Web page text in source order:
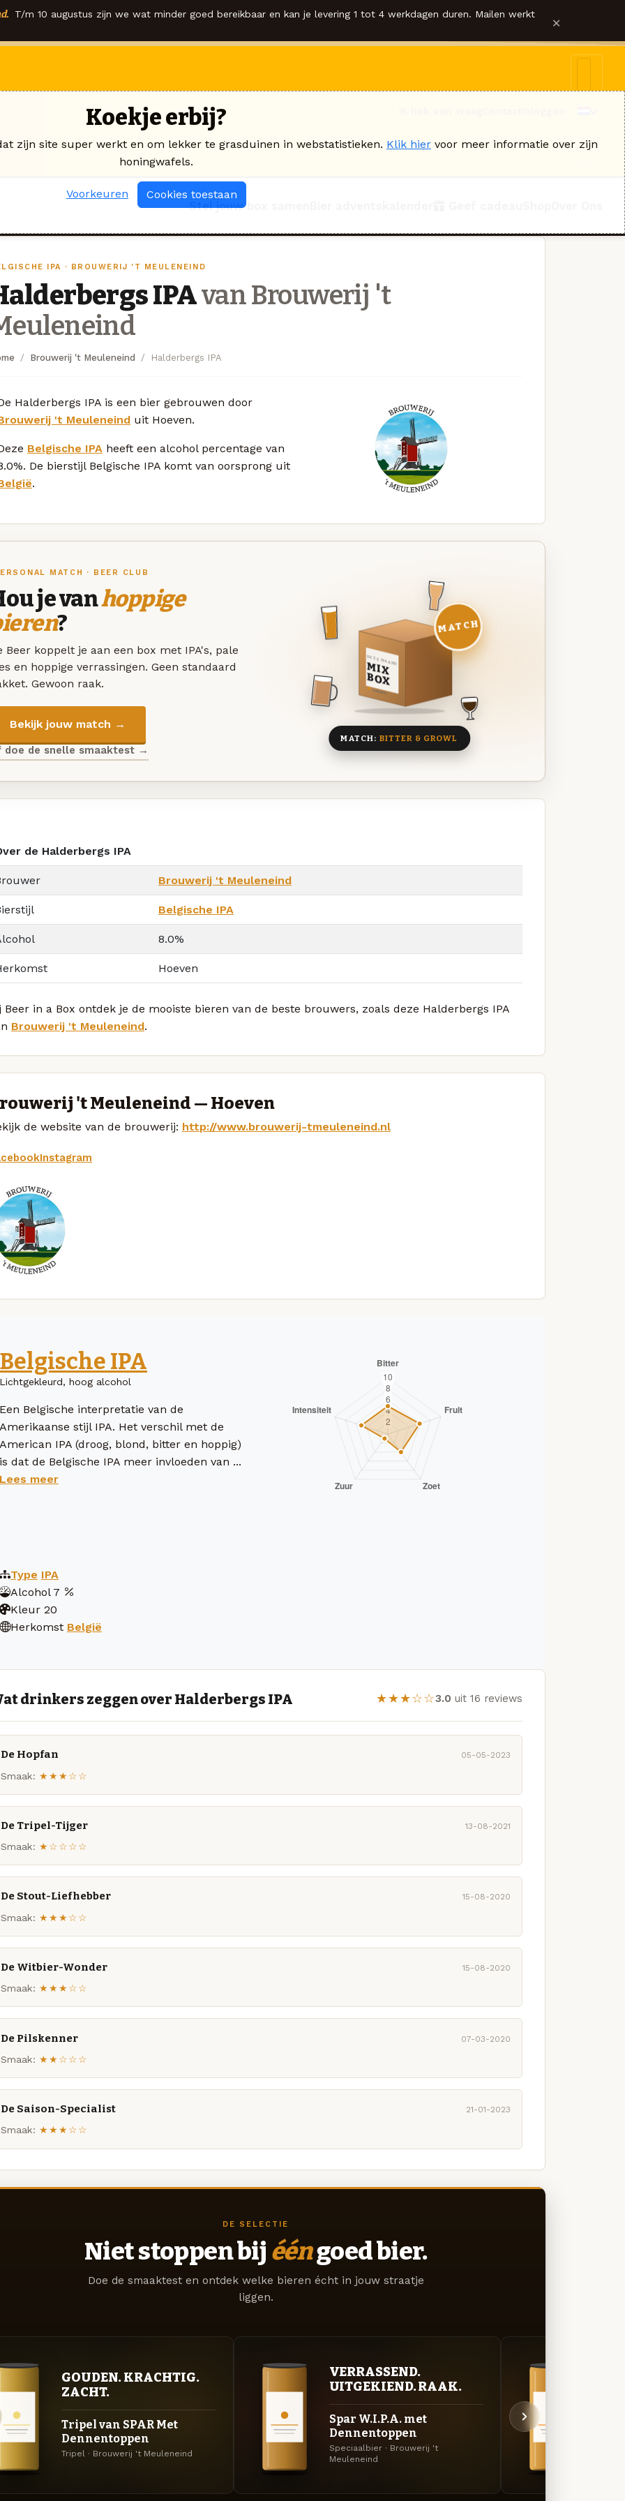
T/m 10 augustus zijn we wat minder goed bereikbaar en kan je levering 1 tot 4 werkdagen duren. Mailen werkt ×
Stel jouw box samen
IPA · BROUWERIJ 'T MEULENEIND
IPAvan Brouwerij 't
Brouwerij 't Meuleneind Halderbergs IPA
Halderbergs IPA is een bier gebrouwen door
't Meuleneind uit Hoeven.
Belgische IPA heeft een alcohol percentage van
De bierstijl Belgische IPA komt van oorsprong uit
.
MATCH · BEER CLUB
je vanhoppige
?
Beer koppelt je aan een box met IPA's, pale
en hoppige verrassingen. Geen standaard
Gewoon raak.
Bekijk jouw match →
doe de snelle smaaktest →
DEZE MAAND
MIX
BOX
8 BIEREN
MATCH
MATCH: BITTER & GROWL
de Halderbergs IPA
Brouwerij 't Meuleneind
Belgische IPA
8.0%
Hoeven
Beer in a Box ontdek je de mooiste bieren van de beste brouwers, zoals deze Halderbergs IPA
Brouwerij 't Meuleneind.
't Meuleneind — Hoeven
de website van de brouwerij: http://www.brouwerij-tmeuleneind.nl
Instagram
Belgische IPA
Lichtgekleurd, hoog alcohol
Een Belgische interpretatie van de
Amerikaanse stijl IPA. Het verschil met de
American IPA (droog, blond, bitter en hoppig)
is dat de Belgische IPA meer invloeden van ...
Lees meer
Type IPA
Alcohol 7
Kleur 20
Herkomst België
drinkers zeggen over Halderbergs IPA ★★★☆☆3.0 uit 16 reviews
De Hopfan 05-05-2023
Smaak: ★★★☆☆
De Tripel-Tijger 13-08-2021
Smaak: ★☆☆☆☆
De Stout-Liefhebber 15-08-2020
Smaak: ★★★☆☆
De Witbier-Wonder 15-08-2020
Smaak: ★★★☆☆
De Pilskenner 07-03-2020
Smaak: ★★☆☆☆
De Saison-Specialist 21-01-2023
Smaak: ★★★☆☆
DE SELECTIE
Niet stoppen bij ééngoed bier.
Doe de smaaktest en ontdek welke bieren écht in jouw straatje
liggen.
GOUDEN. KRACHTIG.
ZACHT.
Tripel van SPAR Met
Dennentoppen
Tripel · Brouwerij 't Meuleneind
VERRASSEND.
UITGEKIEND. RAAK.
Spar W.I.P.A. met
Dennentoppen
Speciaalbier · Brouwerij 't
Meuleneind
Koekje erbij?
zijn site super werkt en om lekker te grasduinen in webstatistieken. Klik hier voor meer informatie over zijn
honingwafels.
Voorkeuren Cookies toestaan